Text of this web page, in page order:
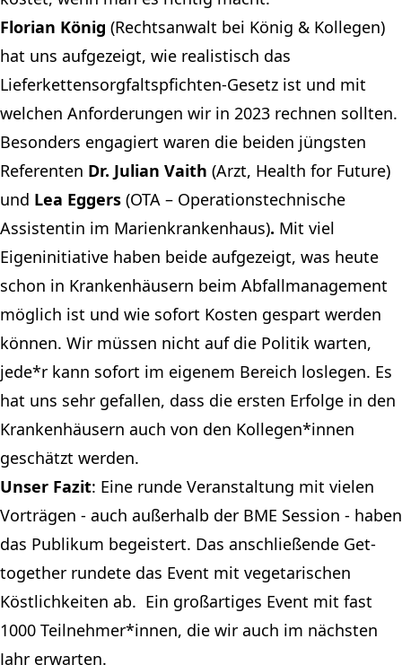
Florian König (Rechtsanwalt bei König & Kollegen)
hat uns aufgezeigt, wie realistisch das
Lieferkettensorgfaltspfichten-Gesetz ist und mit
welchen Anforderungen wir in 2023 rechnen sollten.
Besonders engagiert waren die beiden jüngsten
Referenten Dr. Julian Vaith (Arzt, Health for Future)
und Lea Eggers (OTA – Operationstechnische
Assistentin im Marienkrankenhaus). Mit viel
Eigeninitiative haben beide aufgezeigt, was heute
schon in Krankenhäusern beim Abfallmanagement
möglich ist und wie sofort Kosten gespart werden
können. Wir müssen nicht auf die Politik warten,
jede*r kann sofort im eigenem Bereich loslegen. Es
hat uns sehr gefallen, dass die ersten Erfolge in den
Krankenhäusern auch von den Kollegen*innen
geschätzt werden.
Unser Fazit: Eine runde Veranstaltung mit vielen
Vorträgen - auch außerhalb der BME Session - haben
das Publikum begeistert. Das anschließende Get-
together rundete das Event mit vegetarischen
Köstlichkeiten ab. Ein großartiges Event mit fast
1000 Teilnehmer*innen, die wir auch im nächsten
Jahr erwarten.